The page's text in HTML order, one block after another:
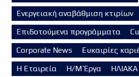
Ενεργειακή αναβάθμιση κτιρίων
Επιδοτούμενα προγράμματα
Corporate News
Ευκαιρίες
Η Εταιρεία
Η/Μ Έργα